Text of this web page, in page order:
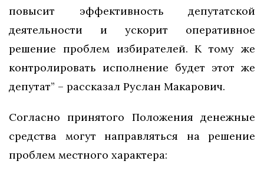
повысит эффективность депутатской
деятельности и ускорит оперативное
решение проблем избирателей. К тому же
контролировать исполнение будет этот же
депутат” – рассказал Руслан Макарович.
Согласно принятого Положения денежные
средства могут направляться на решение
проблем местного характера: